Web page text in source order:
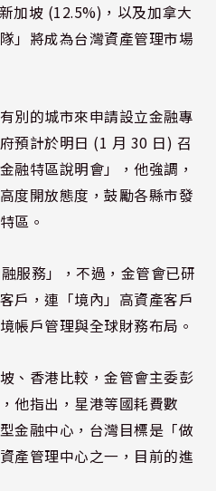
加坡 (12.5%)，以及加拿大
」將成為台灣資產管理市場
別的城市來申請設立金融專
預計於明日 (1 月 30 日) 召
融特區說明會」，他強調，
度開放態度，鼓勵各縣市發
區。
服務」，不過，金管會已研
戶，連「境內」高資產客戶
帳戶管理與全球財務布局。
、香港比較，金管會主委彭
他指出，星港等國耗費數
金融中心，台灣目標是「做
產管理中心之一，目前的進